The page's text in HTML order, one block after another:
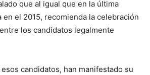
que al igual que en la última
el 2015, recomienda la celebración
los candidatos legalmente
candidatos, han manifestado su